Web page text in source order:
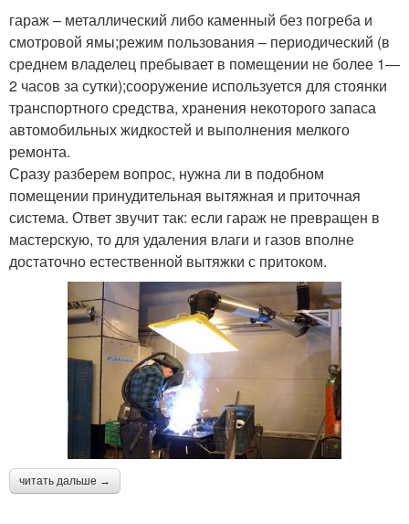
гараж – металлический либо каменный без погреба и
смотровой ямы;режим пользования – периодический (в
среднем владелец пребывает в помещении не более 1—
2 часов за сутки);сооружение используется для стоянки
транспортного средства, хранения некоторого запаса
автомобильных жидкостей и выполнения мелкого
ремонта.
Сразу разберем вопрос, нужна ли в подобном
помещении принудительная вытяжная и приточная
система. Ответ звучит так: если гараж не превращен в
мастерскую, то для удаления влаги и газов вполне
достаточно естественной вытяжки с притоком.
читать дальше →